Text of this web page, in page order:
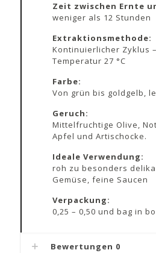
Zeit zwischen Ernte
weniger als 12 Stunden
Extraktionsmethode:
Kontinuierlicher Zyklus
Temperatur 27 °C
Farbe:
Von grün bis goldgelb,
Geruch:
Mittelfruchtige Olive,
Apfel und Artischocke.
Ideale Verwendung:
roh zu besonders
Gemüse, feine Saucen
Verpackung:
0,25 – 0,50 und bag in
Bewertungen 0